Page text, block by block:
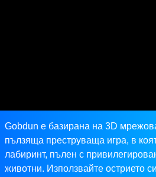
Gobdun е базирана на 3D
пълзяща преструваща игра, в
лабиринт, пълен с
животни. Използвайте острието